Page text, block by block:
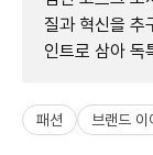
질과 혁신을 추
인트로 삼아 독
패션 브랜드 이